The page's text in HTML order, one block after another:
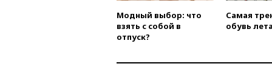
Модный выбор: что
взять с собой в
отпуск?
Самая
обувь